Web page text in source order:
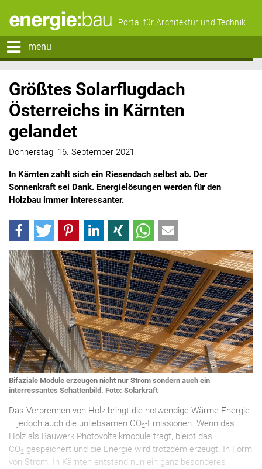
Portal für Architektur und Technik
menu
Größtes Solarflugdach
Österreichs in Kärnten
gelandet
Donnerstag, 16. September 2021
In Kärnten zahlt sich ein Riesendach selbst ab. Der
Sonnenkraft sei Dank. Energielösungen werden für den
Holzbau immer interessanter.
Bifaziale Module erzeugen nicht nur Strom sondern auch ein
interressantes Schattenbild. Foto: Solarkraft
Das Verbrennen von Holz bringt die notwendige Wärme-Energie
– jedoch auch die unliebsamen CO2-Emissionen. Wenn das
Holz als Bauwerk Photovoltaikmodule trägt, bleibt das
CO2 gespeichert und die Energie wird trotzdem erzeugt. In Form
von Strom. In Kärnten entstand nun ein ganz besonderes